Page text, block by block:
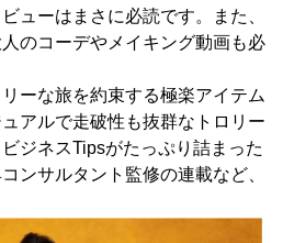
ューはまさに必読です。また、
のコーデやメイキング動画も必
ーな旅を約束する極楽アイテム
アルで走破性も抜群なトロリー
ジネスTipsがたっぷり詰まった
ンサルタント監修の連載など、